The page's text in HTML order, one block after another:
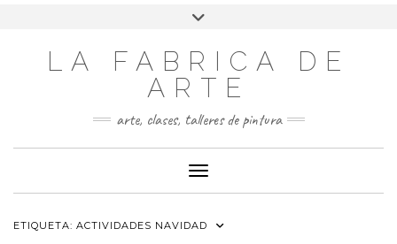
LA FABRICA DE
ARTE
arte, clases, talleres de pintura
Cambiar modo de navegación
ETIQUETA: ACTIVIDADES NAVIDAD